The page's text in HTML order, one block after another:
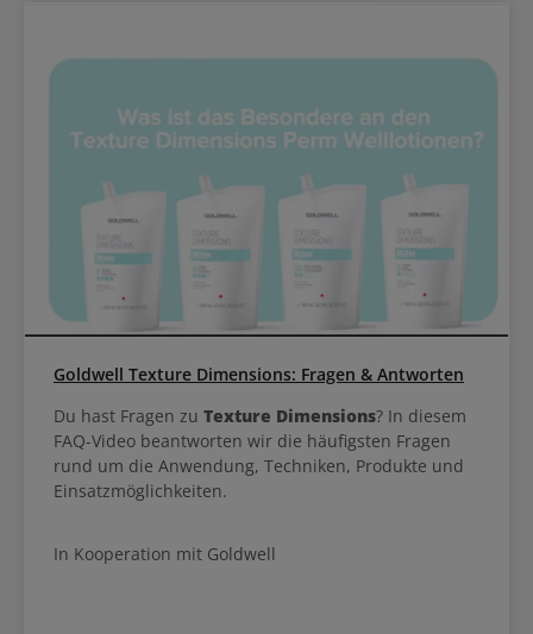
Goldwell Texture Dimensions: Fragen & Antworten
Du hast Fragen zu Texture Dimensions? In diesem
FAQ-Video beantworten wir die häufigsten Fragen
rund um die Anwendung, Techniken, Produkte und
Einsatzmöglichkeiten.
In Kooperation mit Goldwell